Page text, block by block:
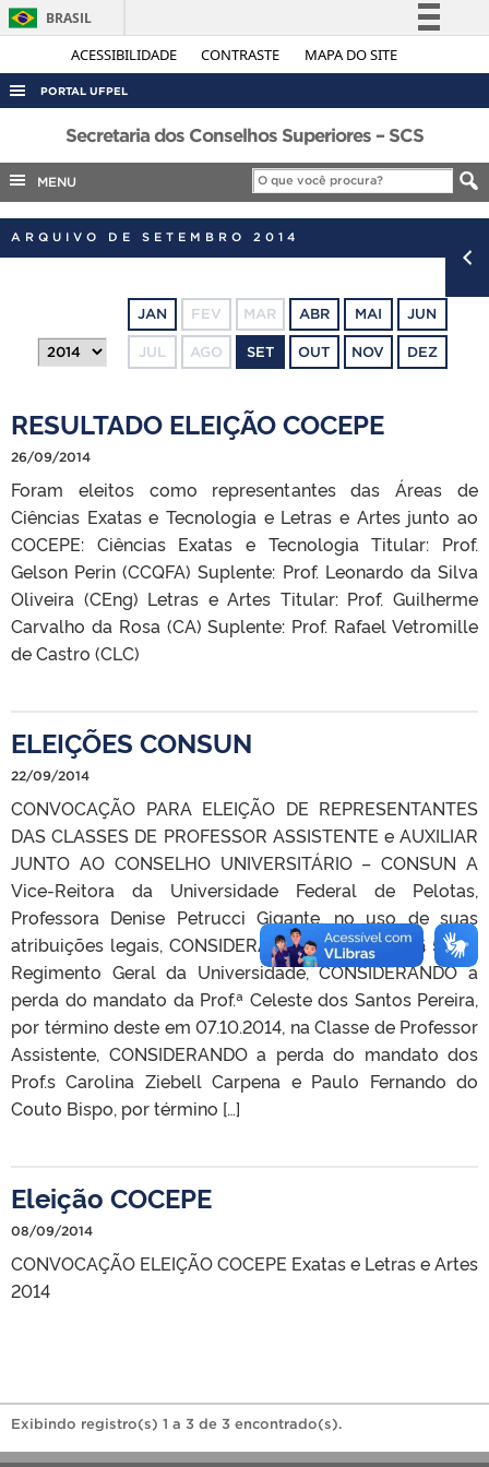
ACESSIBILIDADE CONTRASTE MAPA DO SITE
BRASIL
Simplifique!
Acesso à informação
Legislação
Canais
PORTAL UFPEL
ACESSO À INFORMAÇÃO
AUDITORIA
COBALTO
CONCURSOS
OUVIDORIA
TELEFONES
Secretaria dos Conselhos Superiores – SCS
MENU
ARQUIVO DE SETEMBRO 2014
JAN FEV MAR ABR MAI JUN
JUL AGO SET OUT NOV DEZ
RESULTADO ELEIÇÃO COCEPE
26/09/2014
Foram eleitos como representantes das Áreas de
Ciências Exatas e Tecnologia e Letras e Artes junto ao
COCEPE: Ciências Exatas e Tecnologia Titular: Prof.
Gelson Perin (CCQFA) Suplente: Prof. Leonardo da Silva
Oliveira (CEng) Letras e Artes Titular: Prof. Guilherme
Carvalho da Rosa (CA) Suplente: Prof. Rafael Vetromille
de Castro (CLC)
ELEIÇÕES CONSUN
22/09/2014
CONVOCAÇÃO PARA ELEIÇÃO DE REPRESENTANTES
DAS CLASSES DE PROFESSOR ASSISTENTE e AUXILIAR
JUNTO AO CONSELHO UNIVERSITÁRIO – CONSUN A
Vice-Reitora da Universidade Federal de Pelotas,
Professora Denise Petrucci Gigante, no uso de suas
atribuições legais, CONSIDERANDO o Artigo 17, § 5º do
Regimento Geral da Universidade, CONSIDERANDO a
perda do mandato da Prof.ª Celeste dos Santos Pereira,
por término deste em 07.10.2014, na Classe de Professor
Assistente, CONSIDERANDO a perda do mandato dos
Prof.s Carolina Ziebell Carpena e Paulo Fernando do
Couto Bispo, por término […]
Eleição COCEPE
08/09/2014
CONVOCAÇÃO ELEIÇÃO COCEPE Exatas e Letras e Artes
2014
Exibindo registro(s) 1 a 3 de 3 encontrado(s).